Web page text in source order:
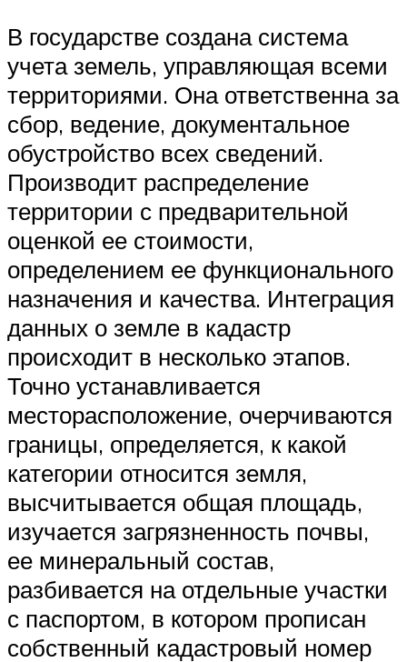
В государстве создана система
учета земель, управляющая всеми
территориями. Она ответственна за
сбор, ведение, документальное
обустройство всех сведений.
Производит распределение
территории с предварительной
оценкой ее стоимости,
определением ее функционального
назначения и качества. Интеграция
данных о земле в кадастр
происходит в несколько этапов.
Точно устанавливается
месторасположение, очерчиваются
границы, определяется, к какой
категории относится земля,
высчитывается общая площадь,
изучается загрязненность почвы,
ее минеральный состав,
разбивается на отдельные участки
с паспортом, в котором прописан
собственный кадастровый номер